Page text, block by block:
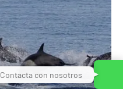
Contacta con nosotros